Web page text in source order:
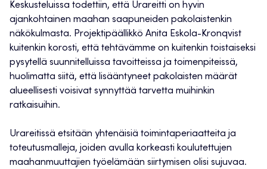
Keskusteluissa todettiin, että Urareitti on hyvin
ajankohtainen maahan saapuneiden pakolaistenkin
näkökulmasta. Projektipäällikkö Anita Eskola-Kronqvist
kuitenkin korosti, että tehtävämme on kuitenkin toistaiseksi
pysytellä suunnitelluissa tavoitteissa ja toimenpiteissä,
huolimatta siitä, että lisääntyneet pakolaisten määrät
alueellisesti voisivat synnyttää tarvetta muihinkin
ratkaisuihin.
Urareitissä etsitään yhtenäisiä toimintaperiaatteita ja
toteutusmalleja, joiden avulla korkeasti koulutettujen
maahanmuuttajien työelämään siirtymisen olisi sujuvaa.